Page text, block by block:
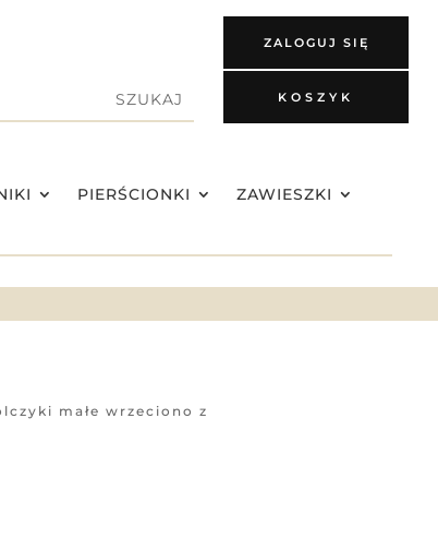
ZALOGUJ SIĘ
KOSZYK
PIERŚCIONKI
ZAWIESZKI
małe wrzeciono z